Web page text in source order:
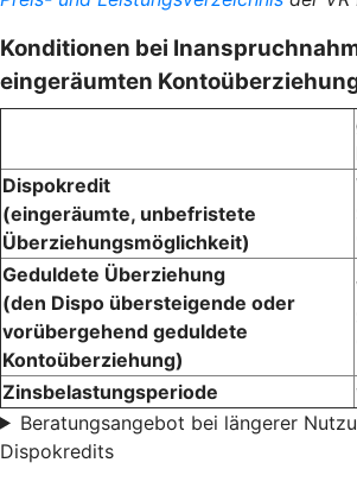
Konditionen bei
eingeräumten
Dispokredit
(eingeräumte, unbefristete
Überziehungsmöglichkeit)
Geduldete Überziehung
(den Dispo übersteigende oder
vorübergehend geduldete
Kontoüberziehung)
Zinsbelastungsperiode
Beratungsangebot bei längerer
Dispokredits